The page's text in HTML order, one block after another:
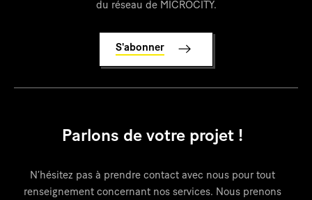
du réseau de MICROCITY.
S'abonner
Parlons de votre projet !
N’hésitez pas à prendre contact avec nous pour tout
renseignement concernant nos services. Nous prenons